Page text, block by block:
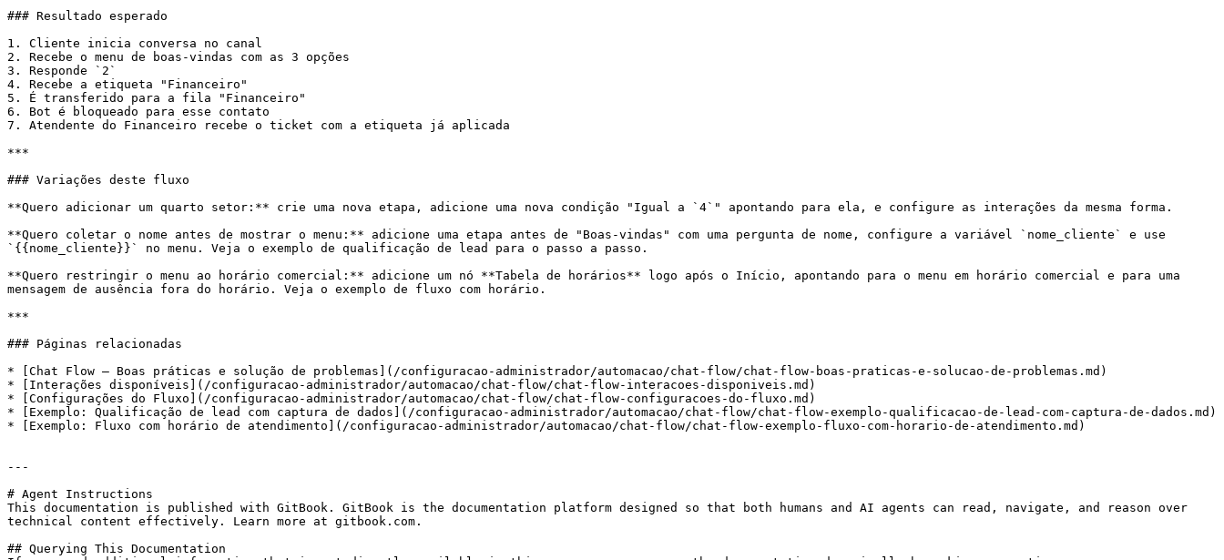
### Resultado esperado
1. Cliente inicia conversa no canal
2. Recebe o menu de boas-vindas com as 3 opções
3. Responde `2`
4. Recebe a etiqueta "Financeiro"
5. É transferido para a fila "Financeiro"
6. Bot é bloqueado para esse contato
7. Atendente do Financeiro recebe o ticket com a etiqueta já aplicada
***
### Variações deste fluxo
**Quero adicionar um quarto setor:** crie uma nova etapa, adicione uma nova condição "Igual a `4`" apontando para ela, e configure as interações da mesma forma.
**Quero coletar o nome antes de mostrar o menu:** adicione uma etapa antes de "Boas-vindas" com uma pergunta de nome, configure a variável `nome_cliente` e use
`{{nome_cliente}}` no menu. Veja o exemplo de qualificação de lead para o passo a passo.
**Quero restringir o menu ao horário comercial:** adicione um nó **Tabela de horários** logo após o Início, apontando para o menu em horário comercial e para uma
mensagem de ausência fora do horário. Veja o exemplo de fluxo com horário.
***
### Páginas relacionadas
* [Chat Flow — Boas práticas e solução de problemas](/configuracao-administrador/automacao/chat-flow/chat-flow-boas-praticas-e-solucao-de-problemas.md)
* [Interações disponíveis](/configuracao-administrador/automacao/chat-flow/chat-flow-interacoes-disponiveis.md)
* [Configurações do Fluxo](/configuracao-administrador/automacao/chat-flow/chat-flow-configuracoes-do-fluxo.md)
* [Exemplo: Qualificação de lead com captura de dados](/configuracao-administrador/automacao/chat-flow/chat-flow-exemplo-qualificacao-de-lead-com-captura-de-dados.md)
* [Exemplo: Fluxo com horário de atendimento](/configuracao-administrador/automacao/chat-flow/chat-flow-exemplo-fluxo-com-horario-de-atendimento.md)
---
# Agent Instructions
This documentation is published with GitBook. GitBook is the documentation platform designed so that both humans and AI agents can read, navigate, and reason over
technical content effectively. Learn more at gitbook.com.
## Querying This Documentation